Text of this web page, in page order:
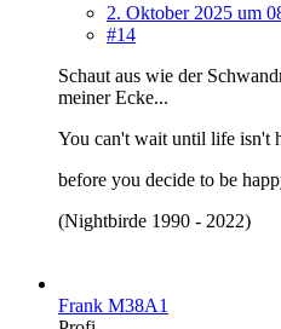
2. Oktober 2025 um
#14
Schaut aus wie der
meiner Ecke...
You can't wait until life isn't
before you decide to be
(Nightbirde 1990 - 2022)
Frank M38A1